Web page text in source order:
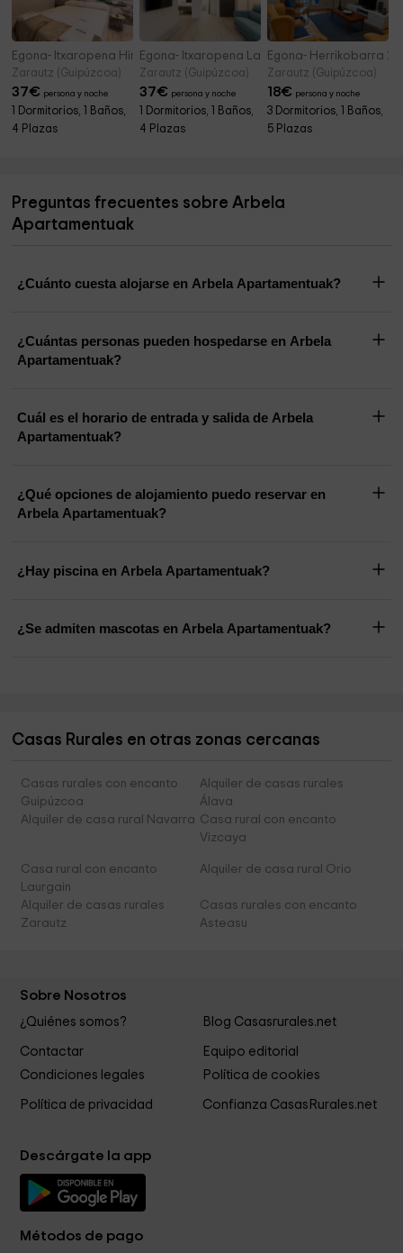
Egona- Itxaropena Hiru
Zarautz (Guipúzcoa)
37€ persona y noche
1 Dormitorios, 1 Baños,
4 Plazas
Egona- Itxaropena Lau
Zarautz (Guipúzcoa)
37€ persona y noche
1 Dormitorios, 1 Baños,
4 Plazas
Egona- Herrikobarra 2
Zarautz (Guipúzcoa)
18€ persona y noche
3 Dormitorios, 1 Baños,
5 Plazas
Preguntas frecuentes sobre Arbela
Apartamentuak
¿Cuánto cuesta alojarse en Arbela Apartamentuak?
¿Cuántas personas pueden hospedarse en Arbela
Apartamentuak?
Cuál es el horario de entrada y salida de Arbela
Apartamentuak?
¿Qué opciones de alojamiento puedo reservar en
Arbela Apartamentuak?
¿Hay piscina en Arbela Apartamentuak?
¿Se admiten mascotas en Arbela Apartamentuak?
Casas Rurales en otras zonas cercanas
Casas rurales con encanto
Guipúzcoa
Alquiler de casas rurales
Álava
Alquiler de casa rural Navarra Casa rural con encanto
Vizcaya
Casa rural con encanto
Laurgain
Alquiler de casa rural Orio
Alquiler de casas rurales
Zarautz
Casas rurales con encanto
Asteasu
Sobre Nosotros
¿Quiénes somos? Blog Casasrurales.net
Contactar
Equipo editorial
Condiciones legales
Política de cookies
Política de privacidad Confianza CasasRurales.net
Descárgate la app
Métodos de pago